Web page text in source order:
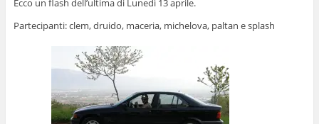
Ecco un flash dell’ultima di Lunedì 13 aprile.
Partecipanti: clem, druido, maceria, michelova, paltan e splash